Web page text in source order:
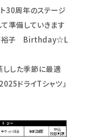
30周年のステージ
準備していきます
澤裕子 Birthday☆L
しした季節に最適
ドライTシャツ」